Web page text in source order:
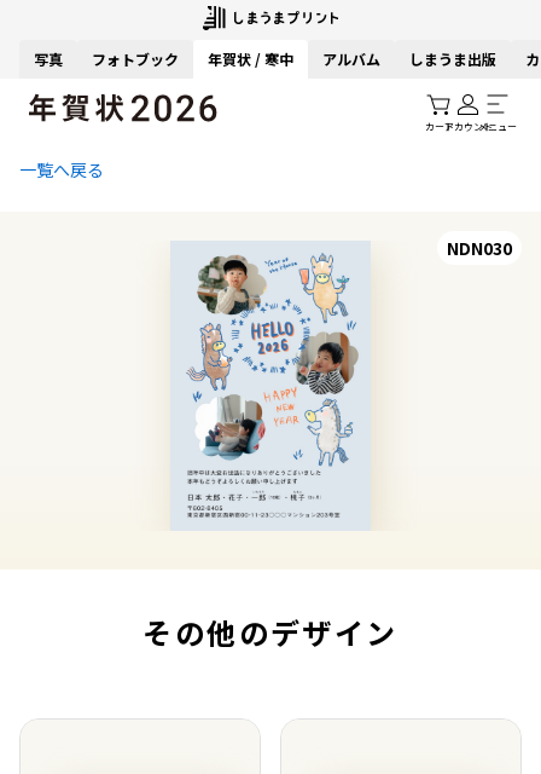
写真 フォトブック 年賀状 / 寒中 アルバム しまうま出版
カートアカウントメニュー
一覧へ戻る
NDN030
その他のデザイン